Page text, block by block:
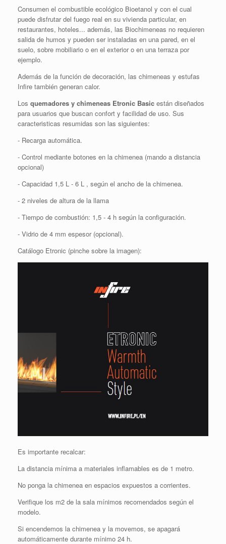
Consumen el combustible ecológico Bioetanol y con el cual
puede disfrutar del fuego real en su vivienda particular, en
restaurantes, hoteles... además, las Biochimeneas no requieren
salida de humos y pueden ser instaladas en una pared, en el
suelo, sobre mobiliario o en el exterior o en una terraza por
ejemplo.
Además de la función de decoración, las chimeneas y estufas
Infire también generan calor.
Los quemadores y chimeneas Etronic Basic están diseñados
para usuarios que buscan confort y facilidad de uso. Sus
caracteristicas resumidas son las siguientes:
- Recarga automática.
- Control mediante botones en la chimenea (mando a distancia
opcional)
- Capacidad 1,5 L - 6 L , según el ancho de la chimenea.
- 2 niveles de altura de la llama
- Tiempo de combustión: 1,5 - 4 h según la configuración.
- Vidrio de 4 mm espesor (opcional).
Catálogo Etronic (pinche sobre la imagen):
Es importante recalcar:
La distancia mínima a materiales inflamables es de 1 metro.
No ponga la chimenea en espacios expuestos a corrientes.
Verifique los m2 de la sala mínimos recomendados según el
modelo.
Si encendemos la chimenea y la movemos, se apagará
automáticamente durante mínimo 24 h.